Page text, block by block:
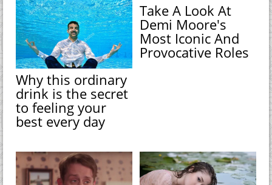
Why this ordinary
drink is the secret
to feeling your
best every day
Take A Look At
Demi Moore's
Most Iconic And
Provocative Roles